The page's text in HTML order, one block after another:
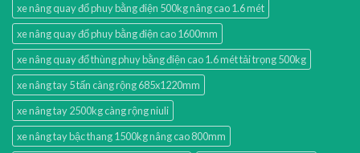
xe nâng quay đổ phuy bằng điện 500kg nâng cao 1.6 mét
xe nâng quay đổ phuy bằng điện cao 1600mm
xe nâng quay đổ thùng phuy bằng điện cao 1.6 mét tải trọng 500kg
xe nâng tay 5 tấn càng rộng 685x1220mm
xe nâng tay 2500kg càng rộng niuli
xe nâng tay bậc thang 1500kg nâng cao 800mm